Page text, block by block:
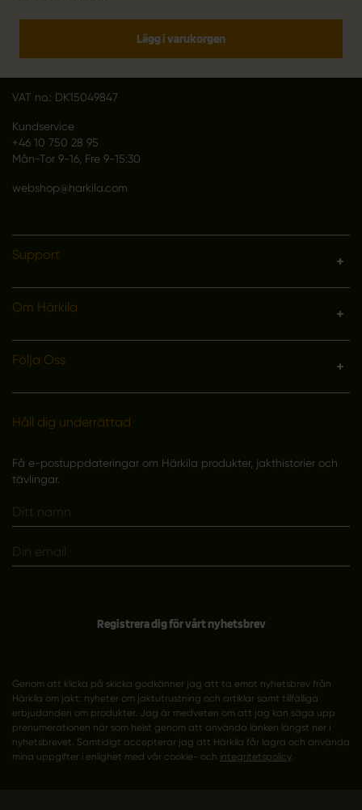
Lägg i varukorgen
Outfit International A/S
VAT no.: DK15049847
Kundservice
+46 10 750 28 95
Mån-Tor 9-16, Fre 9-15:30
webshop@harkila.com
Support
Om Härkila
Följa Oss
Håll dig underrättad
Få e-postuppdateringar om Härkila produkter, jakthistorier och
tävlingar.
Registrera dig för vårt nyhetsbrev
Genom att klicka på skicka godkänner jag att ta emot nyhetsbrev från
Härkila om jakt: nyheter om jaktutrustning och artiklar samt tillfälliga
erbjudanden om produkter. Jag är medveten om att jag kan säga upp
prenumerationen när som helst genom att använda länken längst ner i
nyhetsbrevet. Samtidigt accepterar jag att Härkila får lagra och använda
mina uppgifter i enlighet med vår cookie- och integritetspolicy.